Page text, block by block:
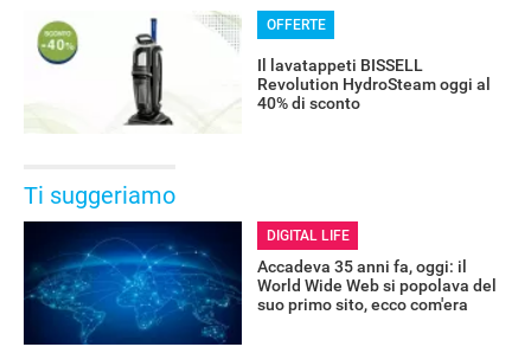
OFFERTE
Il lavatappeti BISSELL
Revolution HydroSteam oggi al
40% di sconto
Ti suggeriamo
DIGITAL LIFE
Accadeva 35 anni fa, oggi: il
World Wide Web si popolava del
suo primo sito, ecco com'era